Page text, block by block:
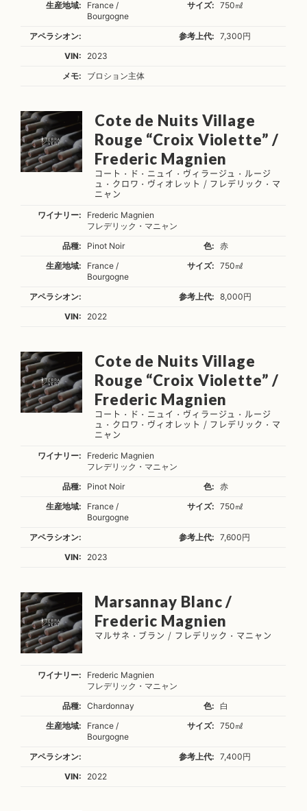
生産地域:
France /
Bourgogne
サイズ: 750㎖
アペラシオン: 参考上代:
7,300円
VIN:
2023
メモ:
ブロション主体
Cote de Nuits Village
Rouge “Croix Violette” /
Frederic Magnien
コート・ド・ニュイ・ヴィラージュ・ルージ
ュ・クロワ・ヴィオレット / フレデリック・マ
ニャン
ワイナリー:
Frederic Magnien
フレデリック・マニャン
品種:
Pinot Noir 色:
赤
生産地域:
France /
Bourgogne
サイズ: 750㎖
アペラシオン: 参考上代:
8,000円
VIN:
2022
Cote de Nuits Village
Rouge “Croix Violette” /
Frederic Magnien
コート・ド・ニュイ・ヴィラージュ・ルージ
ュ・クロワ・ヴィオレット / フレデリック・マ
ニャン
ワイナリー:
Frederic Magnien
フレデリック・マニャン
品種:
Pinot Noir 色:
赤
生産地域:
France /
Bourgogne
サイズ: 750㎖
アペラシオン: 参考上代:
7,600円
VIN:
2023
Marsannay Blanc /
Frederic Magnien
マルサネ・ブラン / フレデリック・マニャン
ワイナリー:
Frederic Magnien
フレデリック・マニャン
品種:
Chardonnay 色:
白
生産地域:
France /
Bourgogne
サイズ: 750㎖
アペラシオン: 参考上代:
7,400円
VIN:
2022